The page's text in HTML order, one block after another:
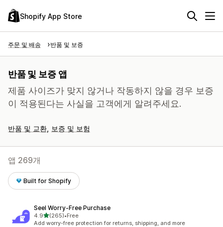
Shopify App Store
주문 및 배송 반품 및 보증
반품 및 보증 앱
제품 사이즈가 맞지 않거나 작동하지 않을 경우 보증
이 적용된다는 사실을 고객에게 알려주세요.
반품 및 교환 보증 및 보험
앱 269개
Built for Shopify
Seel Worry‑Free Purchase
4.9별 5개 중
(265)
총 리뷰 265개
•Free
Add worry-free protection for returns, shipping, and more